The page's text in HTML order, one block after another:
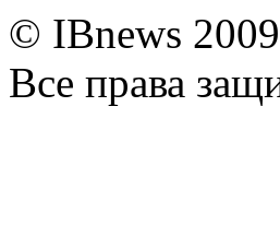
© IBnews
Все права